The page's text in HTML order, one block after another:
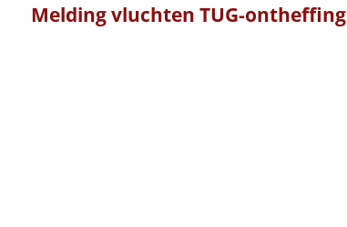
Melding vluchten TUG-ontheffing